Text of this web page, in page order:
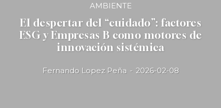
AMBIENTE
El despertar del “cuidado”: factores
ESG y Empresas B como motores de
innovación sistémica
Fernando Lopez Peña - 2026-02-08